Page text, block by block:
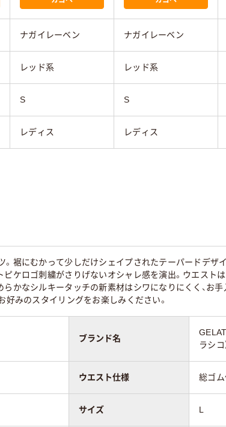
ナガイレーベン ナガイレーベン
レッド系 レッド系
S S
レディス レディス
裾にむかって少しだけシェイプされたテーパードデザ
ケロゴ刺繍がさりげないオシャレ感を演出。ウエスト
かなシルキータッチの新素材はシワになりにくく、お
好みのスタイリングをお楽しみください。
ブランド名
ラシコ
ウエスト仕様 総ゴ
サイズ L